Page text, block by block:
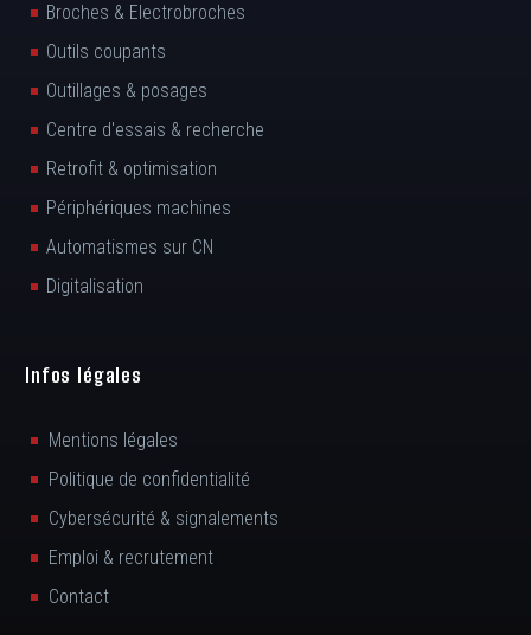
Broches & Electrobroches
Outils coupants
Outillages & posages
Centre d'essais & recherche
Retrofit & optimisation
Périphériques machines
Automatismes sur CN
Digitalisation
Infos légales
Mentions légales
Politique de confidentialité
Cybersécurité & signalements
Emploi & recrutement
Contact